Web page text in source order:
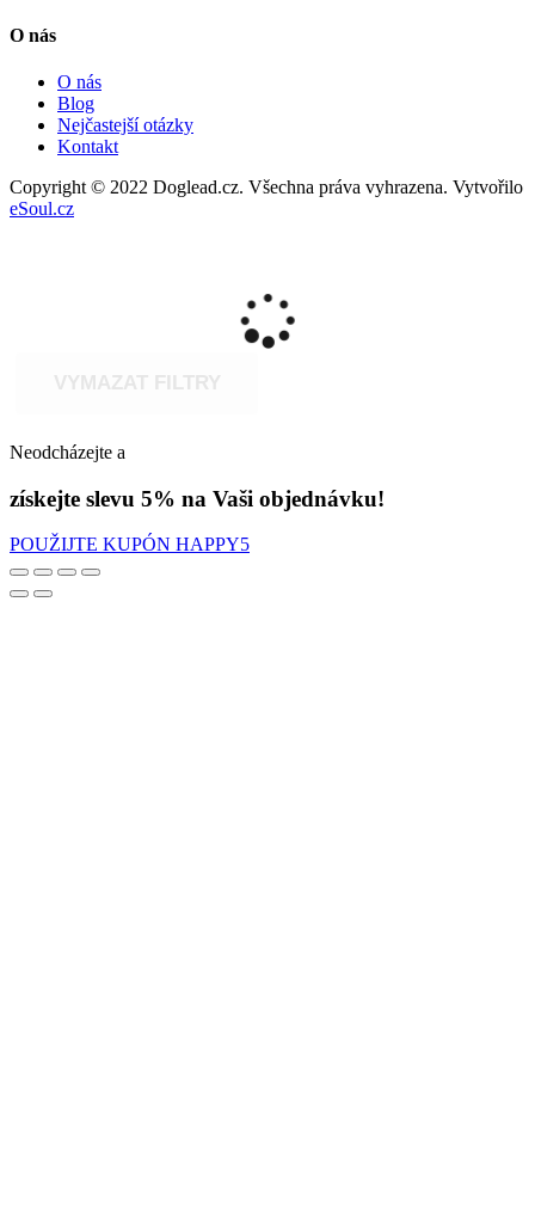
O nás
O nás
Blog
Nejčastejší otázky
Kontakt
Copyright © 2022 Doglead.cz. Všechna práva vyhrazena. Vytvořilo
eSoul.cz
Neodcházejte a
získejte slevu 5% na Vaši objednávku!
POUŽIJTE KUPÓN HAPPY5